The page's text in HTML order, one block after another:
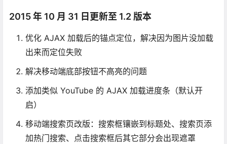
2015 年 10 月 31 日更新至 1.2 版本
优化 AJAX 加载后的锚点定位，解决因为图片没加载
出来而定位失败
解决移动端底部按钮不高亮的问题
添加类似 YouTube 的 AJAX 加载进度条（默认开
启）
移动端搜索页改版：搜索框镶嵌到标题处、搜索页添
加热门搜索、点击搜索框后其它部分会出现遮罩